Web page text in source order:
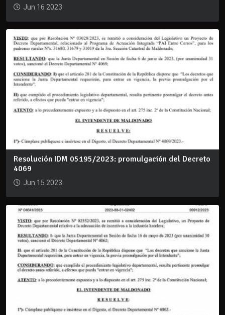
Jun 16 2023
Resolución IDM 05195/2023: promulgación del Decreto
4069
Jun 15 2023